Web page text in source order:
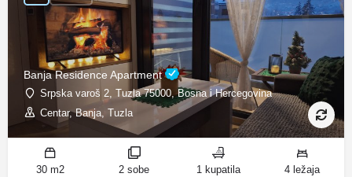
Banja Residence Apartment
Srpska varoš 2, Tuzla 75000, Bosna i Hercegovina
Centar, Banja, Tuzla
30 m2 2 sobe 1 kupatila 4 ležaja